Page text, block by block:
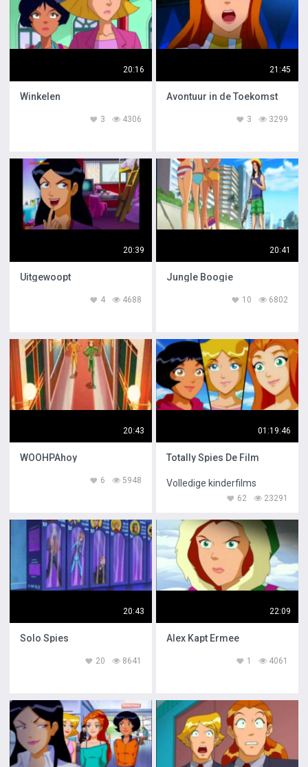
20:16
Winkelen
4306
3
21:45
Avontuur in de Toekomst
3299
3
20:39
Uitgewoopt
4688
4
20:41
Jungle Boogie
6802
10
20:43
WOOHPAhoy
5948
6
01:19:46
Totally Spies De Film
Volledige kinderfilms
23291
62
20:43
Solo Spies
8641
20
22:09
Alex Kapt Ermee
4061
1